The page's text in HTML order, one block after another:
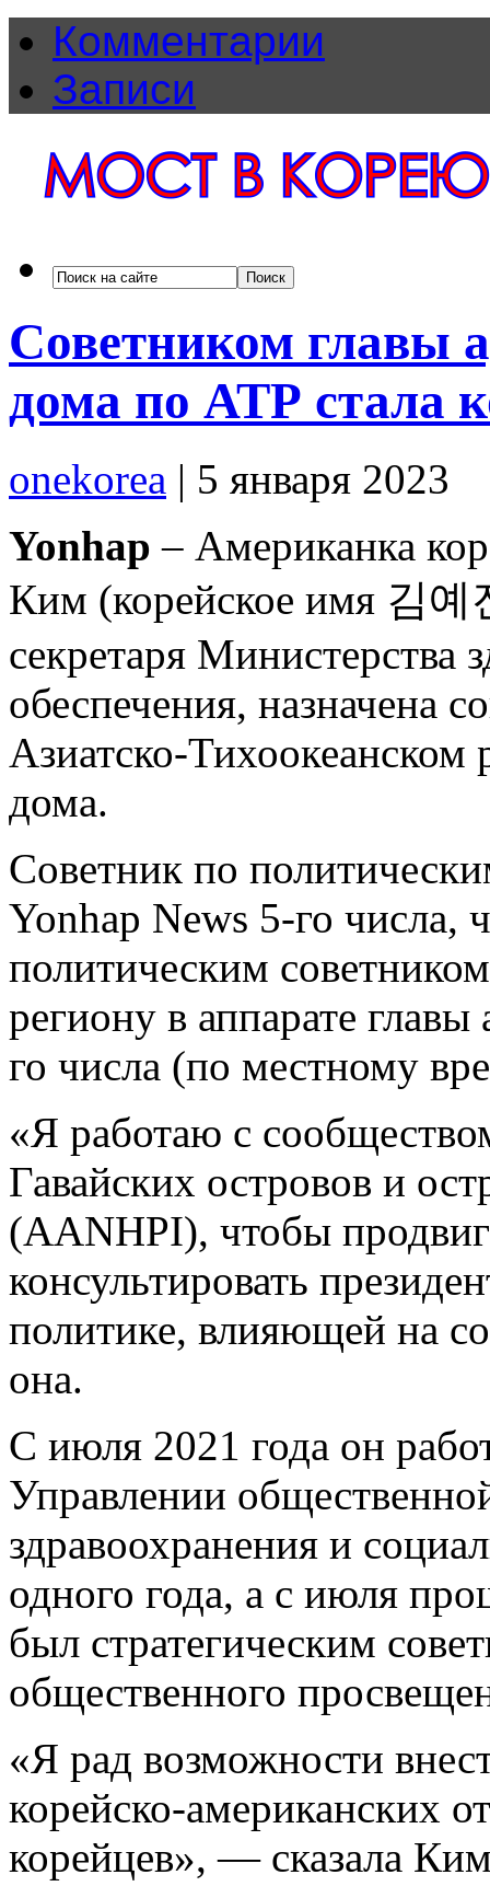
Комментарии
Записи
Советником главы
дома по АТР стала
onekorea | 5 января 2023
Yonhap – Американка
Ким (корейское имя 김
секретаря Министерства
обеспечения, назначена
Азиатско-Тихоокеанском
дома.
Советник по
Yonhap News 5-го числа,
политическим
региону в аппарате
го числа (по местному
«Я работаю с
Гавайских островов и
(AANHPI), чтобы
консультировать
политике, влияющей на
она.
С июля 2021 года он
Управлении
здравоохранения и
одного года, а с июля
был стратегическим
общественного
«Я рад возможности
корейско-американских
корейцев», — сказала